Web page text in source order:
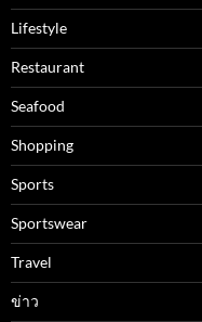
Lifestyle
Restaurant
Seafood
Shopping
Sports
Sportswear
Travel
ข่าว